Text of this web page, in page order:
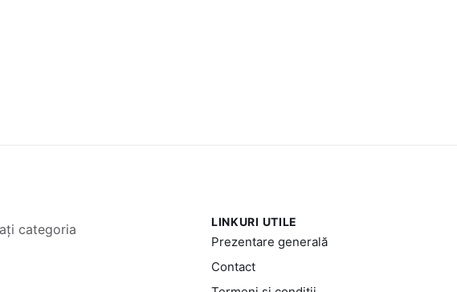
LINKURI UTILE
Prezentare generală
Contact